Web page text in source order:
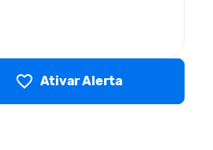
Ativar Alerta